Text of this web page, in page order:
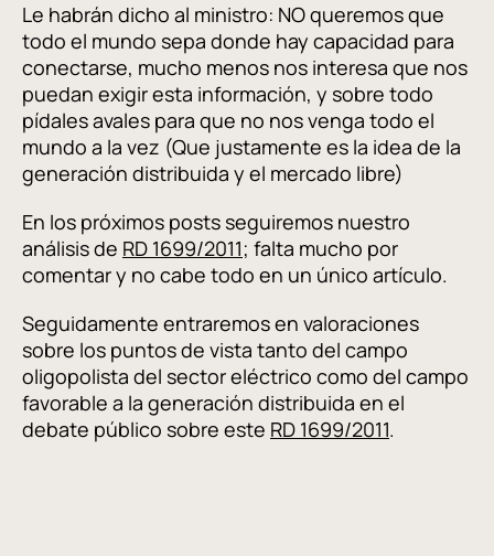
Le habrán dicho al ministro: NO queremos que
todo el mundo sepa donde hay capacidad para
conectarse, mucho menos nos interesa que nos
puedan exigir esta información, y sobre todo
pídales avales para que no nos venga todo el
mundo a la vez (Que justamente es la idea de la
generación distribuida y el mercado libre)
En los próximos posts seguiremos nuestro
análisis de RD 1699/2011; falta mucho por
comentar y no cabe todo en un único artículo.
Seguidamente entraremos en valoraciones
sobre los puntos de vista tanto del campo
oligopolista del sector eléctrico como del campo
favorable a la generación distribuida en el
debate público sobre este RD 1699/2011.